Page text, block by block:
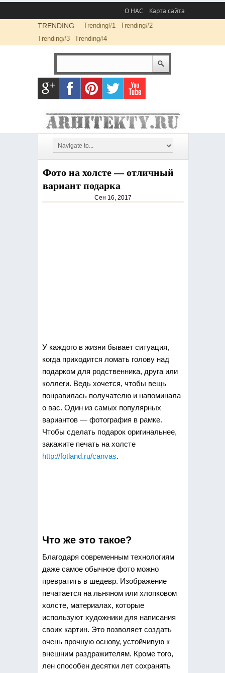
О НАС Карта сайта
TRENDING: Trending#1
Trending#2
Trending#3
Trending#4
Фото на холсте — отличный
вариант подарка
Сен 16, 2017
У каждого в жизни бывает ситуация,
когда приходится ломать голову над
подарком для родственника, друга или
коллеги. Ведь хочется, чтобы вещь
понравилась получателю и напоминала
о вас. Один из самых популярных
вариантов — фотография в рамке.
Чтобы сделать подарок оригинальнее,
закажите печать на холсте
http://fotland.ru/canvas.
Что же это такое?
Благодаря современным технологиям
даже самое обычное фото можно
превратить в шедевр. Изображение
печатается на льняном или хлопковом
холсте, материалах, которые
используют художники для написания
своих картин. Это позволяет создать
очень прочную основу, устойчивую к
внешним раздражителям. Кроме того,
лен способен десятки лет сохранять